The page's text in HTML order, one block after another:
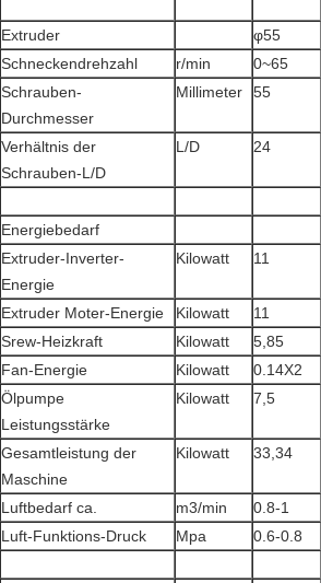
Extruder φ55
Schneckendrehzahl
r/min 0~65
Schrauben-
Durchmesser
Millimeter 55
Verhältnis der
Schrauben-L/D
L/D 24
Energiebedarf
Extruder-Inverter-
Energie
Kilowatt 11
Extruder Moter-Energie Kilowatt 11
Srew-Heizkraft
Kilowatt 5,85
Fan-Energie
Kilowatt 0.14X2
Ölpumpe
Leistungsstärke
Kilowatt 7,5
Gesamtleistung der
Maschine
Kilowatt 33,34
Luftbedarf ca. m3/min 0.8-1
Luft-Funktions-Druck
Mpa 0.6-0.8